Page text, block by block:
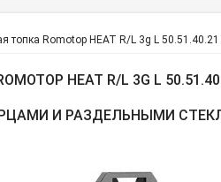
топка Romotop HEAT R/L 3g L
HEAT R/L 3G L
И РАЗДЕЛЬНЫМИ